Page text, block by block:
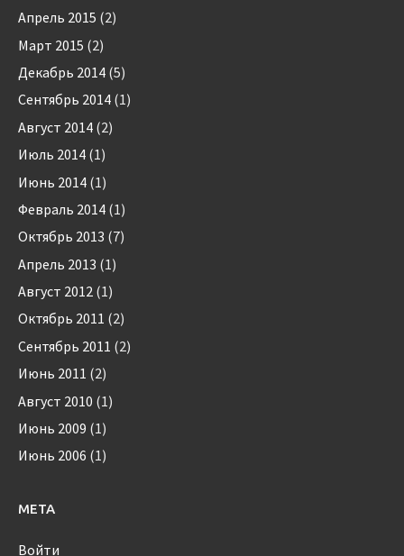
Апрель 2015 (2)
Март 2015 (2)
Декабрь 2014 (5)
Сентябрь 2014 (1)
Август 2014 (2)
Июль 2014 (1)
Июнь 2014 (1)
Февраль 2014 (1)
Октябрь 2013 (7)
Апрель 2013 (1)
Август 2012 (1)
Октябрь 2011 (2)
Сентябрь 2011 (2)
Июнь 2011 (2)
Август 2010 (1)
Июнь 2009 (1)
Июнь 2006 (1)
МЕТА
Войти